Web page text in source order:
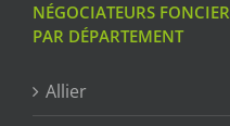
NÉGOCIATEURS
PAR DÉPARTEMENT
Allier